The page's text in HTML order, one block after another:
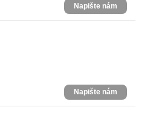
Napište nám
Napište nám